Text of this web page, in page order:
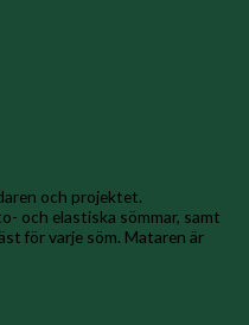
och projektet.
och elastiska sömmar, samt
för varje söm. Mataren är